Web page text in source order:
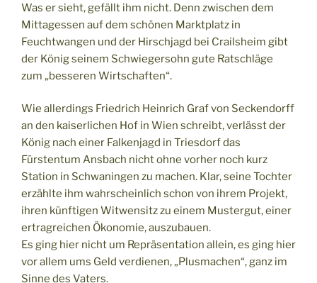
Was er sieht, gefällt ihm nicht. Denn zwischen dem
Mittagessen auf dem schönen Marktplatz in
Feuchtwangen und der Hirschjagd bei Crailsheim gibt
der König seinem Schwiegersohn gute Ratschläge
zum „besseren Wirtschaften“.
Wie allerdings Friedrich Heinrich Graf von Seckendorff
an den kaiserlichen Hof in Wien schreibt, verlässt der
König nach einer Falkenjagd in Triesdorf das
Fürstentum Ansbach nicht ohne vorher noch kurz
Station in Schwaningen zu machen. Klar, seine Tochter
erzählte ihm wahrscheinlich schon von ihrem Projekt,
ihren künftigen Witwensitz zu einem Mustergut, einer
ertragreichen Ökonomie, auszubauen.
Es ging hier nicht um Repräsentation allein, es ging hier
vor allem ums Geld verdienen, „Plusmachen“, ganz im
Sinne des Vaters.